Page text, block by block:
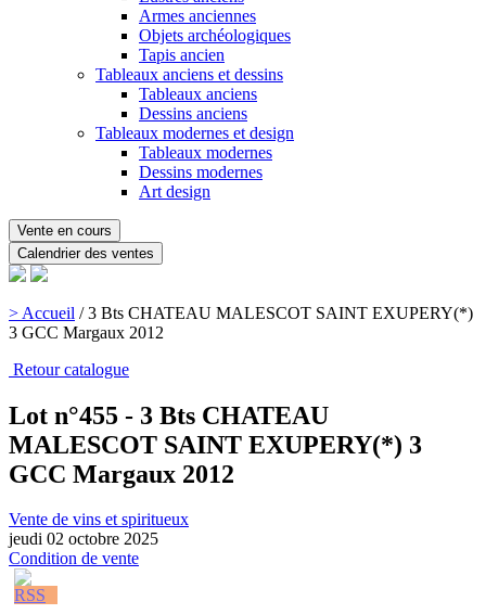
Armes anciennes
Objets archéologiques
Tapis ancien
Tableaux anciens et dessins
Tableaux anciens
Dessins anciens
Tableaux modernes et design
Tableaux modernes
Dessins modernes
Art design
Vente en cours
Calendrier des ventes
> Accueil /3 Bts CHATEAU MALESCOT SAINT EXUPERY(*)
3 GCC Margaux 2012
Retour catalogue
Lot n°455 - 3 Bts CHATEAU
MALESCOT SAINT EXUPERY(*) 3
GCC Margaux 2012
Vente de vins et spiritueux
jeudi 02 octobre 2025
Condition de vente